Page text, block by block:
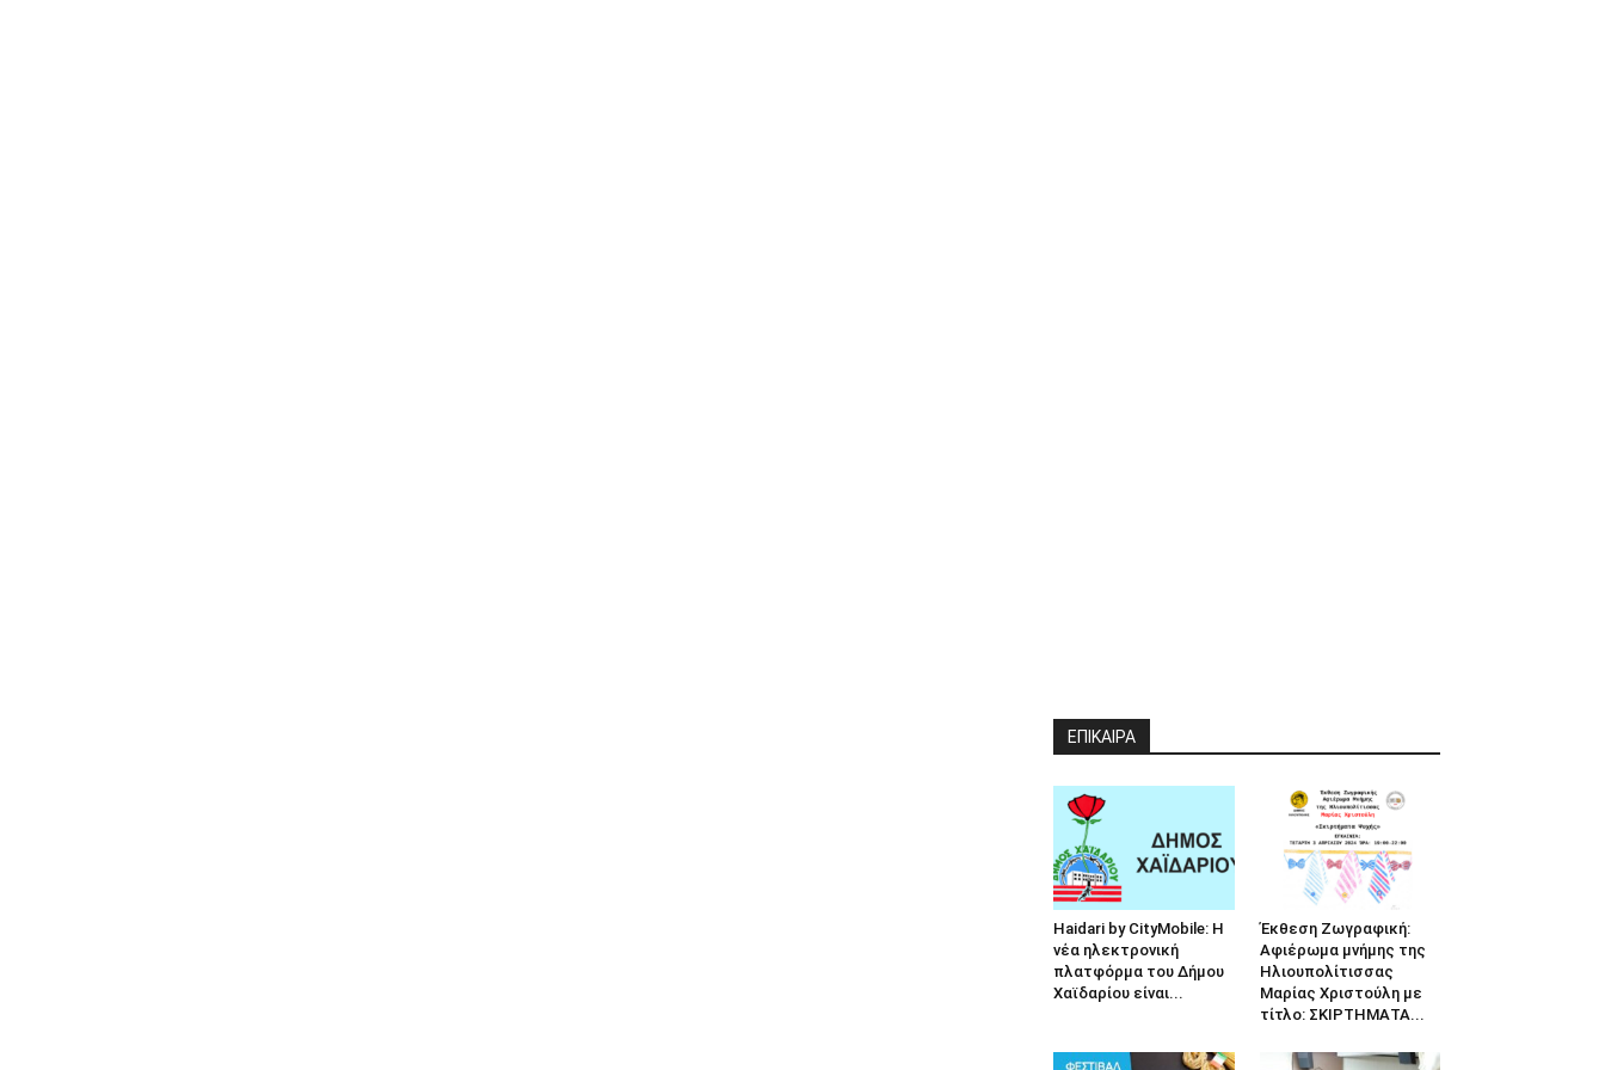
ΕΠΙΚΑΙΡΑ
Haidari by CityMobile: Η
νέα ηλεκτρονική
πλατφόρμα του Δήμου
Χαϊδαρίου είναι...
Έκθεση Ζωγραφική:
Αφιέρωμα μνήμης της
Ηλιουπολίτισσας
Μαρίας Χριστούλη με
τίτλο: ΣΚΙΡΤΗΜΑΤΑ...